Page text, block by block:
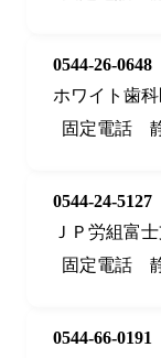
0544-26-0648
ホワイト歯
固定電話
0544-24-5127
ＪＰ労組富
固定電話
0544-66-0191